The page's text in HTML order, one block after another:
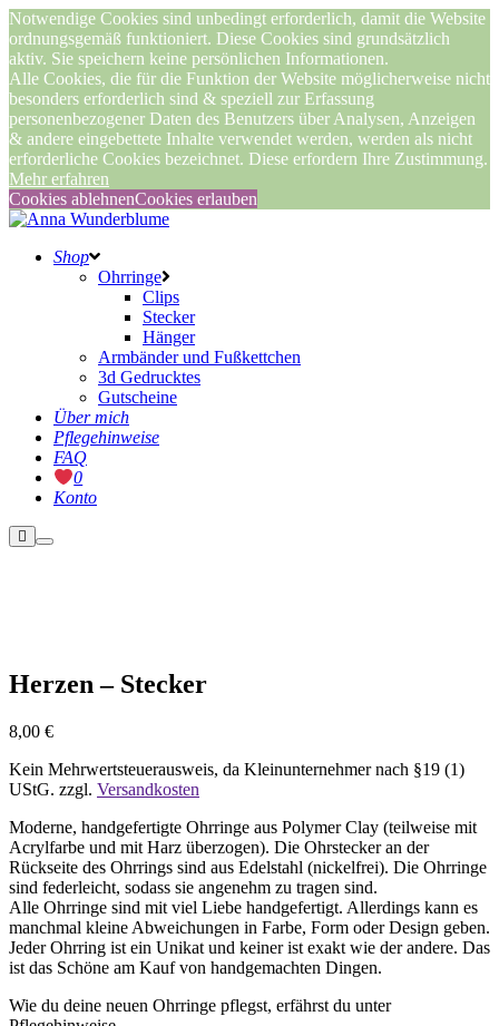
Notwendige Cookies sind unbedingt erforderlich, damit die Website
ordnungsgemäß funktioniert. Diese Cookies sind grundsätzlich
aktiv. Sie speichern keine persönlichen Informationen.
Alle Cookies, die für die Funktion der Website möglicherweise nicht
besonders erforderlich sind & speziell zur Erfassung
personenbezogener Daten des Benutzers über Analysen, Anzeigen
& andere eingebettete Inhalte verwendet werden, werden als nicht
erforderliche Cookies bezeichnet. Diese erfordern Ihre Zustimmung.
Mehr erfahren
Cookies ablehnenCookies erlauben
Shop
Ohrringe
Clips
Stecker
Hänger
Armbänder und Fußkettchen
3d Gedrucktes
Gutscheine
Über mich
Pflegehinweise
FAQ
0
Konto
Weitere
Informationen
Hauptmenü
Herzen – Stecker
8,00 €
Kein Mehrwertsteuerausweis, da Kleinunternehmer nach §19 (1)
UStG. zzgl. Versandkosten
Moderne, handgefertigte Ohrringe aus Polymer Clay (teilweise mit
Acrylfarbe und mit Harz überzogen). Die Ohrstecker an der
Rückseite des Ohrrings sind aus Edelstahl (nickelfrei). Die Ohrringe
sind federleicht, sodass sie angenehm zu tragen sind.
Alle Ohrringe sind mit viel Liebe handgefertigt. Allerdings kann es
manchmal kleine Abweichungen in Farbe, Form oder Design geben.
Jeder Ohrring ist ein Unikat und keiner ist exakt wie der andere. Das
ist das Schöne am Kauf von handgemachten Dingen.
Wie du deine neuen Ohrringe pflegst, erfährst du unter